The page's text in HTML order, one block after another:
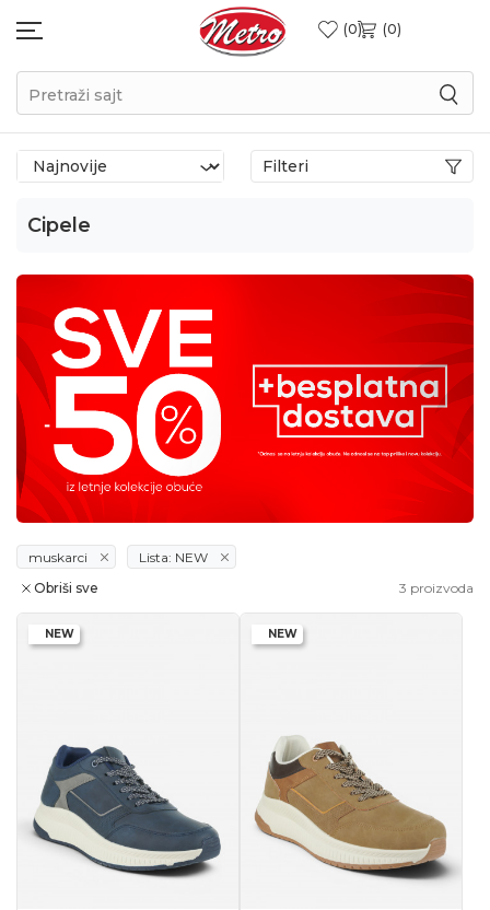
0 0
Pretraži sajt
Cipele
Filteri
muskarci
Lista: NEW
3 proizvoda
Obriši sve
NEW NEW